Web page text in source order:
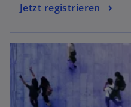
Jetzt registrieren